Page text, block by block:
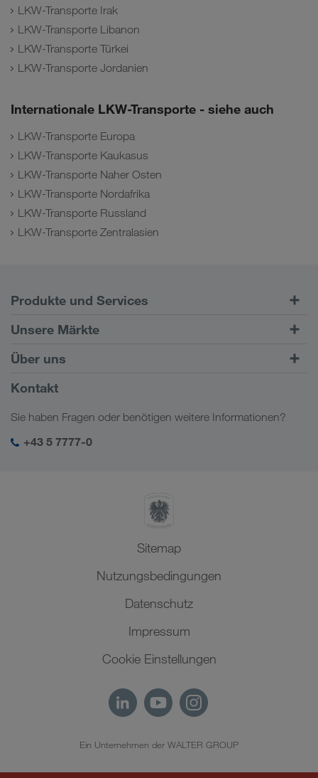
LKW-Transporte Irak
LKW-Transporte Libanon
LKW-Transporte Türkei
LKW-Transporte Jordanien
Internationale LKW-Transporte - siehe auch
LKW-Transporte Europa
LKW-Transporte Kaukasus
LKW-Transporte Naher Osten
LKW-Transporte Nordafrika
LKW-Transporte Russland
LKW-Transporte Zentralasien
Produkte und Services
Straßentransporte
Kundenportal CONNECT
Digitale Lösungen
Branchenlösungen
Unsere Märkte
Europa
Kaukasus
Zentralasien
Naher Osten
Über uns
Firmeninformation
Soziale Verantwortung
SHEQ-Management
Kontakt
Sie haben Fragen oder benötigen weitere Informationen?
+43 5 7777-0
Sitemap
Nutzungsbedingungen
Datenschutz
Impressum
Cookie Einstellungen
Ein Unternehmen der WALTER GROUP